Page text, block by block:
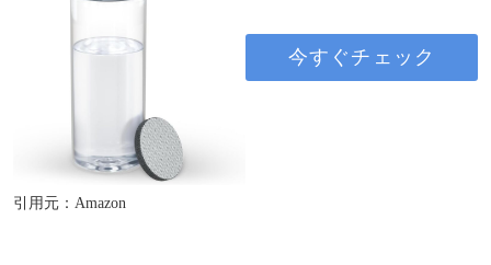
引用元：Amazon
今すぐチェック